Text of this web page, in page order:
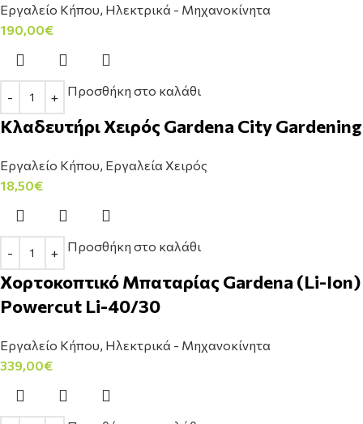
Εργαλείο Κήπου, Ηλεκτρικά - Μηχανοκίνητα
190,00€
Προσθήκη στο καλάθι
Κλαδευτήρι Χειρός Gardena City Gardening
Εργαλείο Κήπου, Εργαλεία Χειρός
18,50€
Προσθήκη στο καλάθι
Χορτοκοπτικό Μπαταρίας Gardena (Li-Ion)
Powercut Li-40/30
Εργαλείο Κήπου, Ηλεκτρικά - Μηχανοκίνητα
339,00€